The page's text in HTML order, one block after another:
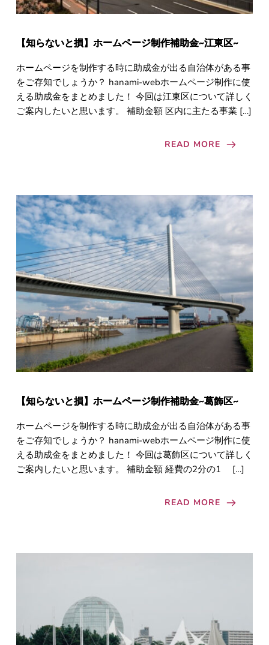
【知らないと損】ホームページ制作補助金~江東区~
ホームページを制作する時に助成金が出る自治体がある事
をご存知でしょうか？ hanami-webホームページ制作に使
える助成金をまとめました！ 今回は江東区について詳しく
ご案内したいと思います。 補助金額 区内に主たる事業 […]
READ MORE
【知らないと損】ホームページ制作補助金~葛飾区~
ホームページを制作する時に助成金が出る自治体がある事
をご存知でしょうか？ hanami-webホームページ制作に使
える助成金をまとめました！ 今回は葛飾区について詳しく
ご案内したいと思います。 補助金額 経費の2分の1 […]
READ MORE